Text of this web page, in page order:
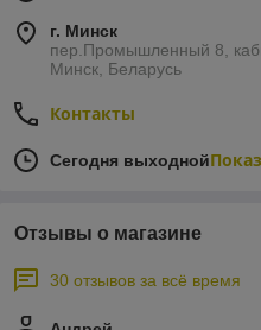
г. Минск
пер.Промышленный 8,
Минск, Беларусь
Контакты
Сегодня выходной
Отзывы о магазине
30 отзывов за всё время